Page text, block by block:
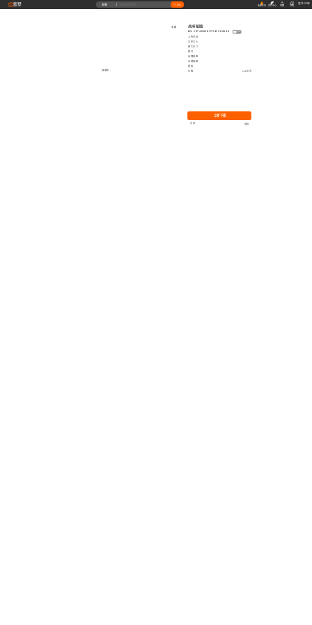
藝墅 全部 搜索 收藏本站 创作中心 收藏 充值
登录 |注册
加载中...
收藏 高清贴图
ID: 1974005817543282690 复制
上传时间
文件大小
图片尺寸
格式
品牌贴图
无缝贴图
授权
价格 0.00艺币
立即下载
分享 举报